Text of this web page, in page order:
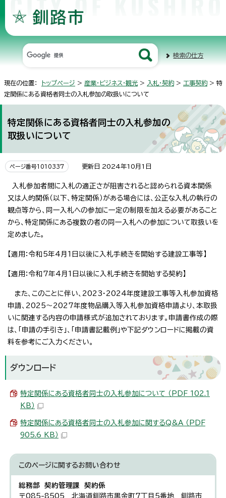
検索の仕方
現在の位置： トップページ > 産業・ビジネス・観光 > 入札・契約 > 工事契約 > 特
定関係にある資格者同士の入札参加の取扱いについて
特定関係にある資格者同士の入札参加の
取扱いについて
ページ番号1010337 更新日 2024年10月1日
入札参加者間に入札の適正さが阻害されると認められる資本関係
又は人的関係（以下、特定関係）がある場合には、公正な入札の執行の
観点等から、同一入札への参加に一定の制限を加える必要があること
から、特定関係にある複数の者の同一入札への参加について取扱いを
定めました。
【適用：令和5年4月1日以後に入札手続きを開始する建設工事等】
【適用：令和7年4月1日以後に入札手続きを開始する契約】
また、このことに伴い、2023・2024年度建設工事等入札参加資格
申請、2025～2027年度物品購入等入札参加資格申請より、本取扱
いに関連する内容の申請様式が追加されております。申請書作成の際
は、「申請の手引き」、「申請書記載例」や下記ダウンロードに掲載の資
料を参考にご入力ください。
ダウンロード
特定関係にある資格者同士の入札参加について （PDF 102.1
KB）
特定関係にある資格者同士の入札参加に関するQ&A （PDF
905.6 KB）
このページに関するお問い合わせ
総務部 契約管理課 契約係
〒085-8505 北海道釧路市黒金町7丁目5番地 釧路市